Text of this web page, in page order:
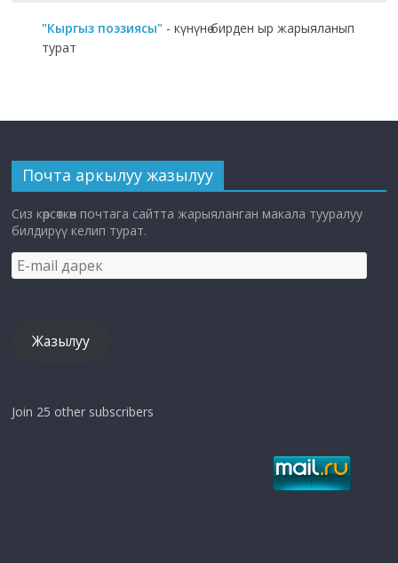
"Кыргыз поэзиясы" - күнүнө бирден ыр жарыяланып
турат
Почта аркылуу жазылуу
Сиз көрсөткөн почтага сайтта жарыяланган макала тууралуу
билдирүү келип турат.
E-
mail
Жазылуу
Join 25 other subscribers